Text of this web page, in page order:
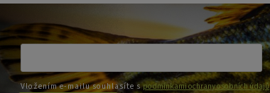
Vložením e-mailu souhlasíte spodmínkami ochrany osobních údajů